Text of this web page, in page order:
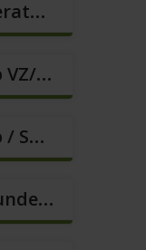
Quereinsteiger / Berater Im Vertrieb / Außendienst (m/w/d)
Berater Im Vertrieb VZ/TZ (m/w/d)
Berater Im Vertrieb / Sales (m/w/d)
Quereinsteiger / Kundenberatung (B2C) (m/w/d)